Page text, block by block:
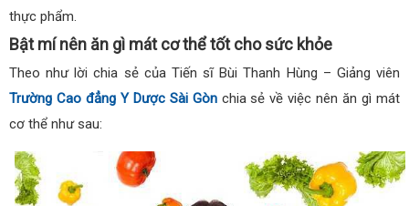
thực phẩm.
Bật mí nên ăn gì mát cơ thể tốt cho sức khỏe
Theo như lời chia sẻ của Tiến sĩ Bùi Thanh Hùng – Giảng viên
Trường Cao đẳng Y Dược Sài Gònchia sẻ về việc nên ăn gì mát
cơ thể như sau: